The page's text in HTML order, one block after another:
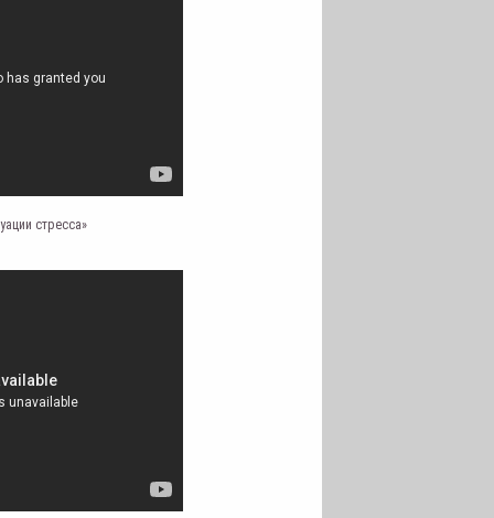
стресса»